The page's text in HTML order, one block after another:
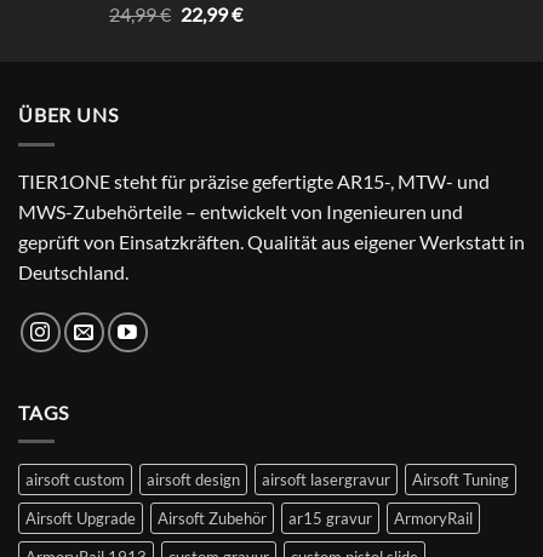
Bewertet
mit
24,99€ Ursprünglicher
22,99€Aktueller
ÜBER UNS
TIER1ONE steht für präzise gefertigte AR15-, MTW- und
MWS-Zubehörteile – entwickelt von Ingenieuren und
geprüft von Einsatzkräften. Qualität aus eigener Werkstatt in
Deutschland.
TAGS
airsoft custom airsoft design airsoft lasergravur
Airsoft Tuning
Airsoft Upgrade
Airsoft Zubehör ar15 gravur
ArmoryRail